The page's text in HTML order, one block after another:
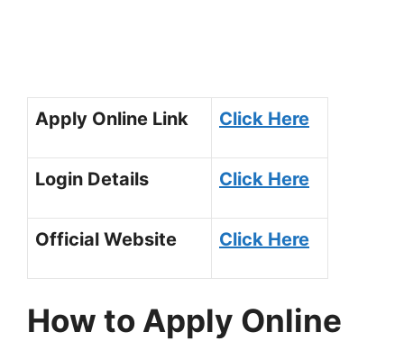
Apply Online Link Click Here
Login Details Click Here
Official Website Click Here
How to Apply Online